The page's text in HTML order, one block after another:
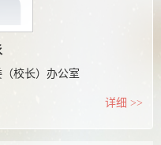
教师博客
校长）办公室
详细 >>